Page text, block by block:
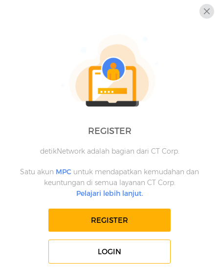
REGISTER
detikNetwork adalah bagian dari CT Corp.
Satu akun MPC untuk mendapatkan kemudahan dan
keuntungan di semua layanan CT Corp.
Pelajari lebih lanjut.
REGISTER
LOGIN